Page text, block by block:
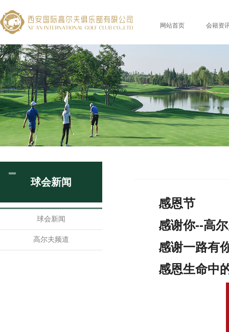
网站首页 会籍资
球会新闻
球会新闻
高尔夫频道
感恩节
感谢你--高
感谢一路有
感恩生命中